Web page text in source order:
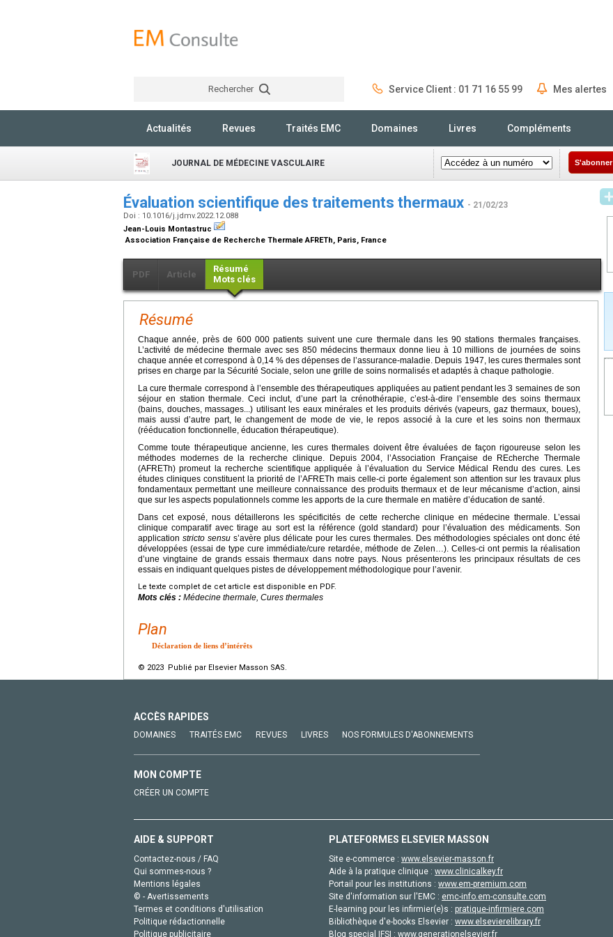
Rechercher Service Client : 01 71 16 55 99 Mes alertes
Actualités Revues Traités EMC Domaines Livres Compléments
JOURNAL DE MÉDECINE VASCULAIRE S'abonner
Évaluation scientifique des traitements thermaux - 21/02/23
Doi : 10.1016/j.jdmv.2022.12.088
Jean-Louis Montastruc
Association Française de Recherche Thermale AFRETh, Paris, France
PDF Article
Résumé
Mots clés
Résumé
Chaque année, près de 600 000 patients suivent une cure thermale dans les 90 stations thermales françaises.
L’activité de médecine thermale avec ses 850 médecins thermaux donne lieu à 10 millions de journées de soins
chaque année et correspond à 0,14 % des dépenses de l’assurance-maladie. Depuis 1947, les cures thermales sont
prises en charge par la Sécurité Sociale, selon une grille de soins normalisés et adaptés à chaque pathologie.
La cure thermale correspond à l’ensemble des thérapeutiques appliquées au patient pendant les 3 semaines de son
séjour en station thermale. Ceci inclut, d’une part la crénothérapie, c’est-à-dire l’ensemble des soins thermaux
(bains, douches, massages...) utilisant les eaux minérales et les produits dérivés (vapeurs, gaz thermaux, boues),
mais aussi d’autre part, le changement de mode de vie, le repos associé à la cure et les soins non thermaux
(rééducation fonctionnelle, éducation thérapeutique).
Comme toute thérapeutique ancienne, les cures thermales doivent être évaluées de façon rigoureuse selon les
méthodes modernes de la recherche clinique. Depuis 2004, l’Association Française de REcherche Thermale
(AFRETh) promeut la recherche scientifique appliquée à l’évaluation du Service Médical Rendu des cures. Les
études cliniques constituent la priorité de l’AFRETh mais celle-ci porte également son attention sur les travaux plus
fondamentaux permettant une meilleure connaissance des produits thermaux et de leur mécanisme d’action, ainsi
que sur les aspects populationnels comme les apports de la cure thermale en matière d’éducation de santé.
Dans cet exposé, nous détaillerons les spécificités de cette recherche clinique en médecine thermale. L’essai
clinique comparatif avec tirage au sort est la référence (gold standard) pour l’évaluation des médicaments. Son
application stricto sensu s’avère plus délicate pour les cures thermales. Des méthodologies spéciales ont donc été
développées (essai de type cure immédiate/cure retardée, méthode de Zelen…). Celles-ci ont permis la réalisation
d’une vingtaine de grands essais thermaux dans notre pays. Nous présenterons les principaux résultats de ces
essais en indiquant quelques pistes de développement méthodologique pour l’avenir.
Le texte complet de cet article est disponible en PDF.
Mots clés : Médecine thermale, Cures thermales
Plan
Déclaration de liens d’intérêts
© 2023 Publié par Elsevier Masson SAS.
ACCÈS RAPIDES
DOMAINES TRAITÉS EMC REVUES LIVRES NOS FORMULES D'ABONNEMENTS
MON COMPTE
CRÉER UN COMPTE
AIDE & SUPPORT
Contactez-nous / FAQ
Qui sommes-nous ?
Mentions légales
© - Avertissements
Termes et conditions d'utilisation
Politique rédactionnelle
Politique publicitaire
PLATEFORMES ELSEVIER MASSON
Site e-commerce : www.elsevier-masson.fr
Aide à la pratique clinique : www.clinicalkey.fr
Portail pour les institutions : www.em-premium.com
Site d'information sur l'EMC : emc-info.em-consulte.com
E-learning pour les infirmier(e)s : pratique-infirmiere.com
Bibliothèque d'e-books Elsevier : www.elsevierelibrary.fr
Blog special IFSI : www.generationelsevier.fr